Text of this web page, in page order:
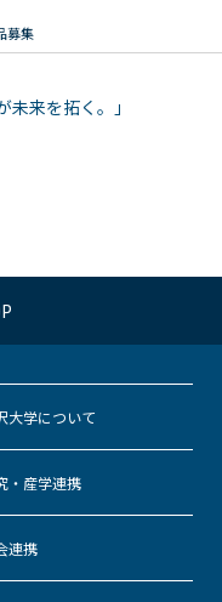
募集
来を拓く。」
大学について
・産学連携
連携